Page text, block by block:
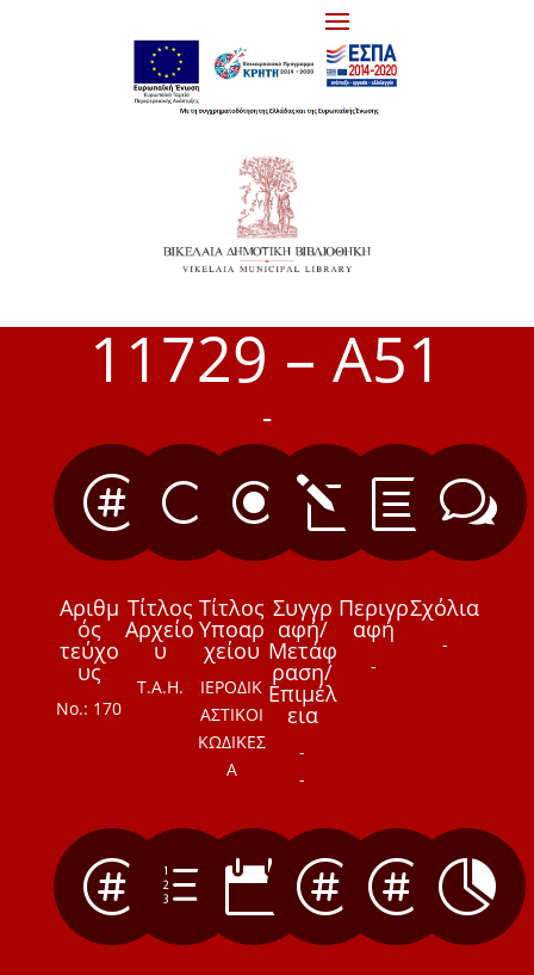
11729 – Α51
-

Αριθμ
ός
τεύχο
υς
Νο.: 170
[
Τίτλος
Αρχείο
υ
Τ.Α.Η.
\
Τίτλος
Υποαρ
χείου
ΙΕΡΟΔΙΚ
ΑΣΤΙΚΟΙ
ΚΩΔΙΚΕΣ
Α
l
Συγγρ
αφή/
Μετάφ
ραση/
Επιμέλ
εια
-
-
b
Περιγρ
αφή
-
w
Σχόλια
-
 e    